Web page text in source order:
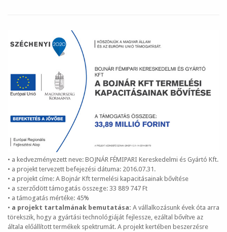
• a kedvezményezett neve: BOJNÁR FÉMIPARI Kereskedelmi és Gyártó Kft.
• a projekt tervezett befejezési dátuma: 2016.07.31.
• a projekt címe: A Bojnár Kft termelési kapacitásainak bővítése
• a szerződött támogatás összege: 33 889 747 Ft
• a támogatás mértéke: 45%
• a projekt tartalmának bemutatása: A vállalkozásunk évek óta arra
törekszik, hogy a gyártási technológiáját fejlessze, ezáltal bővítve az
általa előállított termékek spektrumát. A projekt kertében beszerzésre